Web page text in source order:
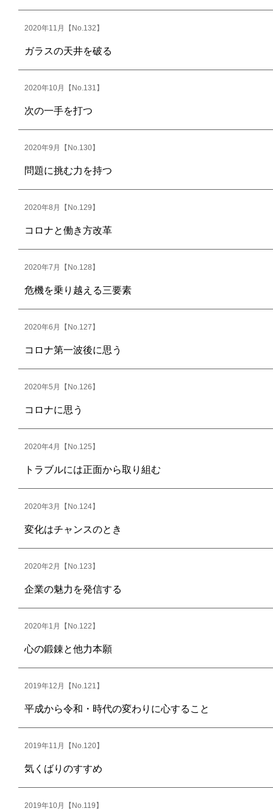
2020年11月【No.132】
ガラスの天井を破る
2020年10月【No.131】
次の一手を打つ
2020年9月【No.130】
問題に挑む力を持つ
2020年8月【No.129】
コロナと働き方改革
2020年7月【No.128】
危機を乗り越える三要素
2020年6月【No.127】
コロナ第一波後に思う
2020年5月【No.126】
コロナに思う
2020年4月【No.125】
トラブルには正面から取り組む
2020年3月【No.124】
変化はチャンスのとき
2020年2月【No.123】
企業の魅力を発信する
2020年1月【No.122】
心の鍛錬と他力本願
2019年12月【No.121】
平成から令和・時代の変わりに心すること
2019年11月【No.120】
気くばりのすすめ
2019年10月【No.119】